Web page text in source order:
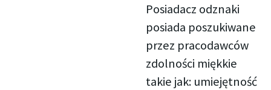
Posiadacz odznaki
posiada poszukiwane
przez pracodawców
zdolności miękkie
takie jak: umiejętność